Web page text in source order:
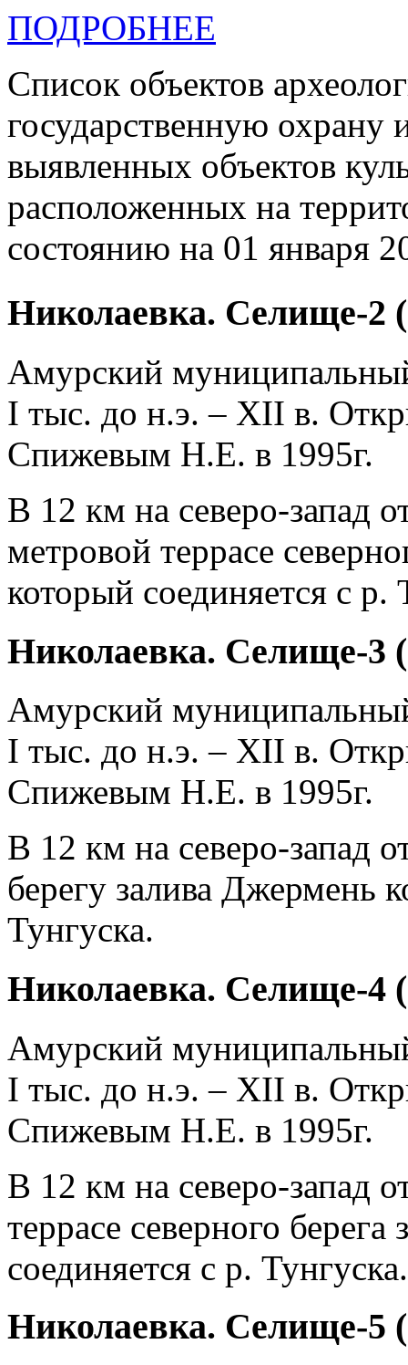
ПОДРОБНЕЕ
Список объектов
государственную охрану
выявленных объектов
расположенных на
состоянию на 01 января
Николаевка. Селище-2
Амурский
I тыс. до н.э. – XII в.
Спижевым Н.Е. в 1995г.
В 12 км на северо-запад
метровой террасе
который соединяется с р.
Николаевка. Селище-3
Амурский
I тыс. до н.э. – XII в.
Спижевым Н.Е. в 1995г.
В 12 км на северо-запад
берегу залива Джермень
Тунгуска.
Николаевка. Селище-4
Амурский
I тыс. до н.э. – XII в.
Спижевым Н.Е. в 1995г.
В 12 км на северо-запад
террасе северного
соединяется с р. Тунгуска.
Николаевка. Селище-5